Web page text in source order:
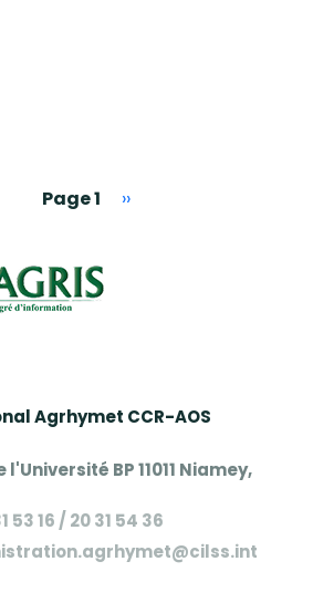
Page 1 Page suivante
››
Agrhymet CCR-AOS
BP 11011 Niamey,
53 16 / 20 31 54 36